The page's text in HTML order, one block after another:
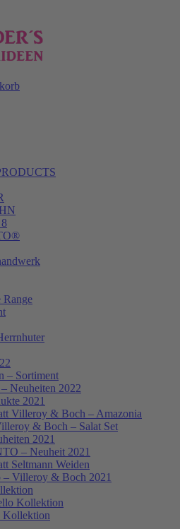
– Sortiment
Neuheiten 2022
2021
Villeroy & Boch – Amazonia
& Boch – Salat Set
2021
– Neuheit 2021
Seltmann Weiden
– Villeroy & Boch 2021
Kollektion
Kollektion